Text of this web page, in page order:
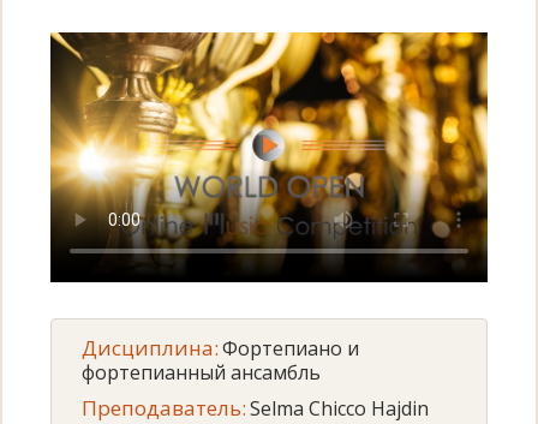
Дисциплина:Фортепиано и
фортепианный ансамбль
Преподаватель:Selma Chicco Hajdin